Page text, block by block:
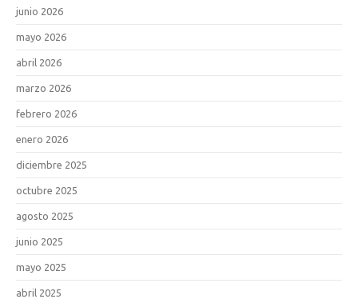
junio 2026
mayo 2026
abril 2026
marzo 2026
febrero 2026
enero 2026
diciembre 2025
octubre 2025
agosto 2025
junio 2025
mayo 2025
abril 2025